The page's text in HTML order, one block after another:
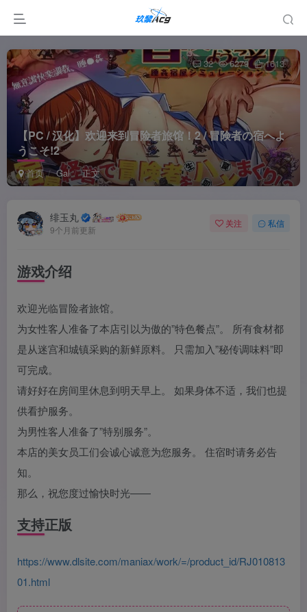
【PC / 汉化】欢迎来到冒险者旅馆！2 / 冒険者の宿へよ
うこそ!2
首页 Gal 正文
32 6279 1613
绯玉丸
9个月前更新
关注 私信
游戏介绍
欢迎光临冒险者旅馆。
为女性客人准备了本店引以为傲的”特色餐点”。 所有食材都
是从迷宫和城镇采购的新鲜原料。 只需加入”秘传调味料”即
可完成。
请好好在房间里休息到明天早上。 如果身体不适，我们也提
供看护服务。
为男性客人准备了”特别服务”。
本店的美女员工们会诚心诚意为您服务。 住宿时请务必告
知。
那么，祝您度过愉快时光――
支持正版
https://www.dlsite.com/maniax/work/=/product_id/RJ010813
01.html